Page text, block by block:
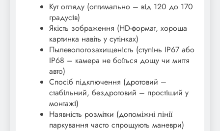
Кут огляду (оптимально – від 120 до 170
градусів)
Якість зображення (HD-формат, хороша
картинка навіть у сутінках)
Пылевологозахищеність (ступінь IP67 або
IP68 – камера не боїться дощу чи миття
авто)
Спосіб підключення (дротовий –
стабільний, бездротовий – простіший у
монтажі)
Наявність розмітки (допоміжні лінії
паркування часто спрощують маневри)